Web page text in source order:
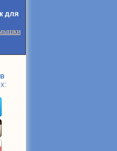
для